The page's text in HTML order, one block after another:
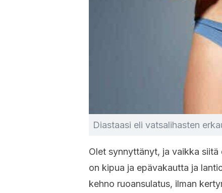
Diastaasi eli vatsalihasten
Olet synnyttänyt, ja vaikka
on kipua ja epävakautta ja
kehno ruoansulatus, ilman